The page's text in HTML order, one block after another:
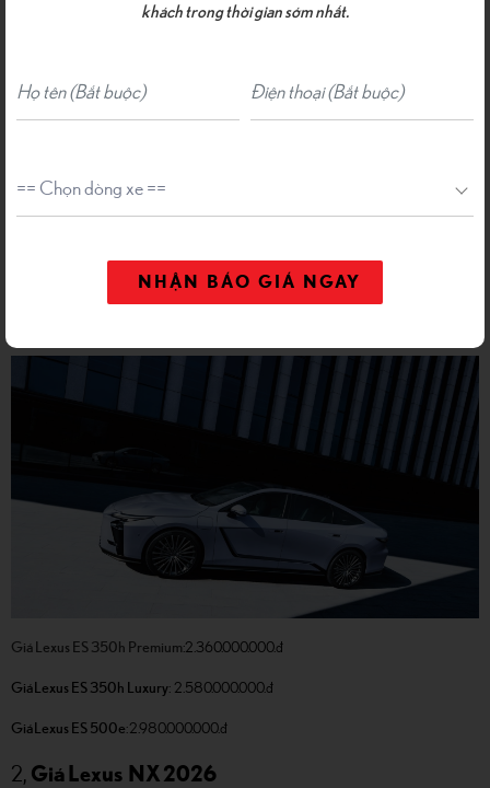
“Experience Amazing” – mang đến trải nghiệm vượt
Giá bán niêm yết chính hãng tại Lexus Việt Nam được
công bố rõ ràng và cập nhật liên tục, giúp khách hàng dễ
đẳng cấp cá nhân.
hàng đầu tiên tháng 08/2026 chi tiết tại đây
Giá Lexus ES 350h Premium:2.360.000.000.đ
Giá Lexus ES 350h Luxury: 2.580.000.000.đ
Giá Lexus ES 500e: 2.980.000.000.đ
2, Giá Lexus NX 2026
khách trong thời gian sớm nhất.
NHẬN BÁO GIÁ NGAY